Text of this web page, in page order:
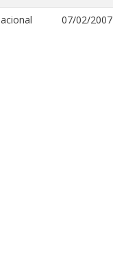
07/02/2007